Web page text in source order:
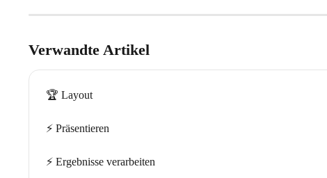
Verwandte Artikel
🏆 Layout
⚡️ Präsentieren
⚡️ Ergebnisse verarbeiten